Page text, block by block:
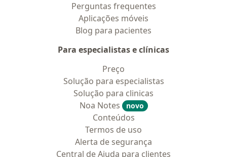
Perguntas frequentes
Aplicações móveis
Blog para pacientes
Para especialistas e clínicas
Preço
Solução para especialistas
Solução para clinicas
Noa Notes
novo
Conteúdos
Termos de uso
Alerta de segurança
Central de Ajuda para clientes